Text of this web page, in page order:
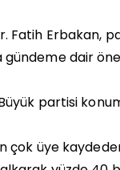
Fatih Erbakan,
dair
partisi
çok üye